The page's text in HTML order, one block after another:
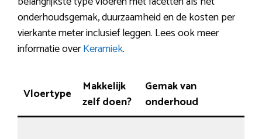
onderhoudsgemak, duurzaamheid en de kosten per
vierkante meter inclusief leggen. Lees ook meer
informatie overKeramiek.
Vloertype
Makkelijk
zelf doen?
Gemak van
onderhoud